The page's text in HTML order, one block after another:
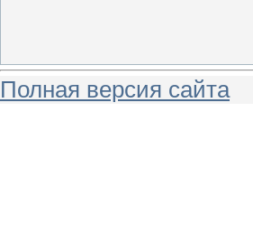
Полная версия сайта